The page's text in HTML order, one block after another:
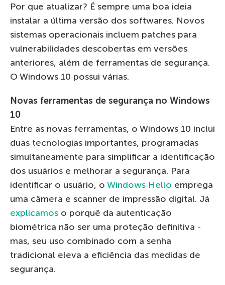
Por que atualizar? É sempre uma boa ideia
instalar a última versão dos softwares. Novos
sistemas operacionais incluem patches para
vulnerabilidades descobertas em versões
anteriores, além de ferramentas de segurança.
O Windows 10 possui várias.
Novas ferramentas de segurança no Windows
10
Entre as novas ferramentas, o Windows 10 inclui
duas tecnologias importantes, programadas
simultaneamente para simplificar a identificação
dos usuários e melhorar a segurança. Para
identificar o usuário, o Windows Hello emprega
uma câmera e scanner de impressão digital. Já
explicamos o porquê da autenticação
biométrica não ser uma proteção definitiva -
mas, seu uso combinado com a senha
tradicional eleva a eficiência das medidas de
segurança.